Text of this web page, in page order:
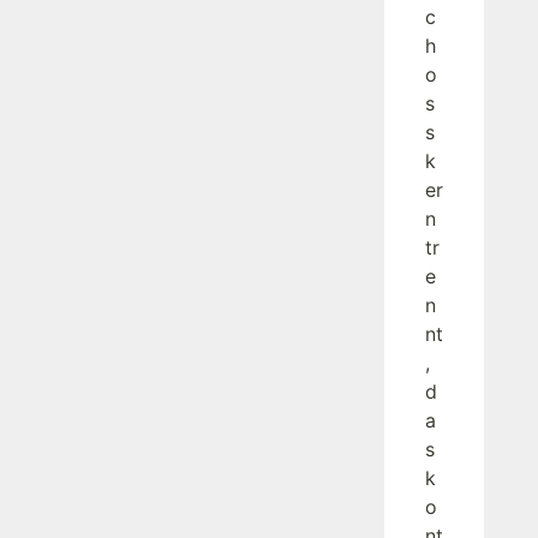
c
h
o
s
s
k
er
n
tr
e
n
nt
,
d
a
s
k
o